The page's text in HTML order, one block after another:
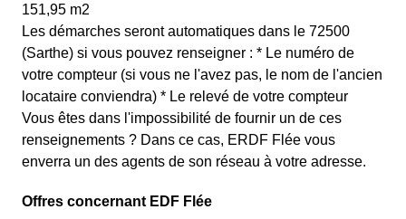
151,95 m2
Les démarches seront automatiques dans le 72500
(Sarthe) si vous pouvez renseigner : * Le numéro de
votre compteur (si vous ne l'avez pas, le nom de l'ancien
locataire conviendra) * Le relevé de votre compteur
Vous êtes dans l'impossibilité de fournir un de ces
renseignements ? Dans ce cas, ERDF Flée vous
enverra un des agents de son réseau à votre adresse.
Offres concernant EDF Flée